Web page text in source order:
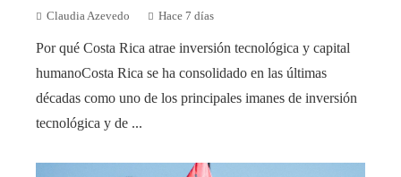
Claudia Azevedo Hace 7 días
Por qué Costa Rica atrae inversión tecnológica y capital
humanoCosta Rica se ha consolidado en las últimas
décadas como uno de los principales imanes de inversión
tecnológica y de ...